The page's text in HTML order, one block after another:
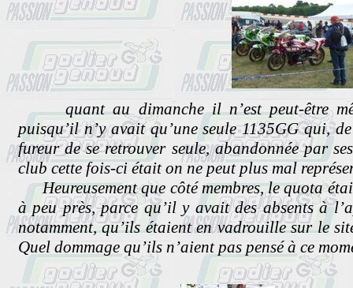
quant au dimanche il n’est peut-être
puisqu’il n’y avait qu’une seule 1135GG qui,
fureur de se retrouver seule, abandonnée par
club cette fois-ci était on ne peut plus mal
Heureusement que côté membres, le quota
à peu près, parce qu’il y avait des absents à
notamment, qu’ils étaient en vadrouille sur le
Quel dommage qu’ils n’aient pas pensé à ce